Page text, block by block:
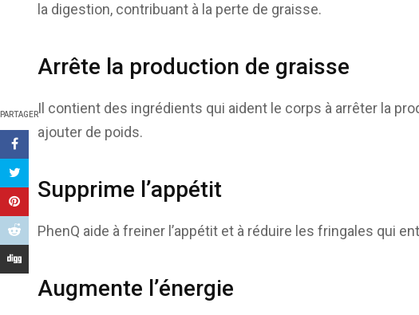
PARTAGER
la digestion, contribuant à la perte de graisse.
Arrête la production de graisse
Il contient des ingrédients qui aident le corps à arrêter la
ajouter de poids.
Supprime l’appétit
PhenQ aide à freiner l’appétit et à réduire les fringales qui
Augmente l’énergie